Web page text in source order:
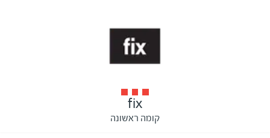
fix
קומה ראשונה